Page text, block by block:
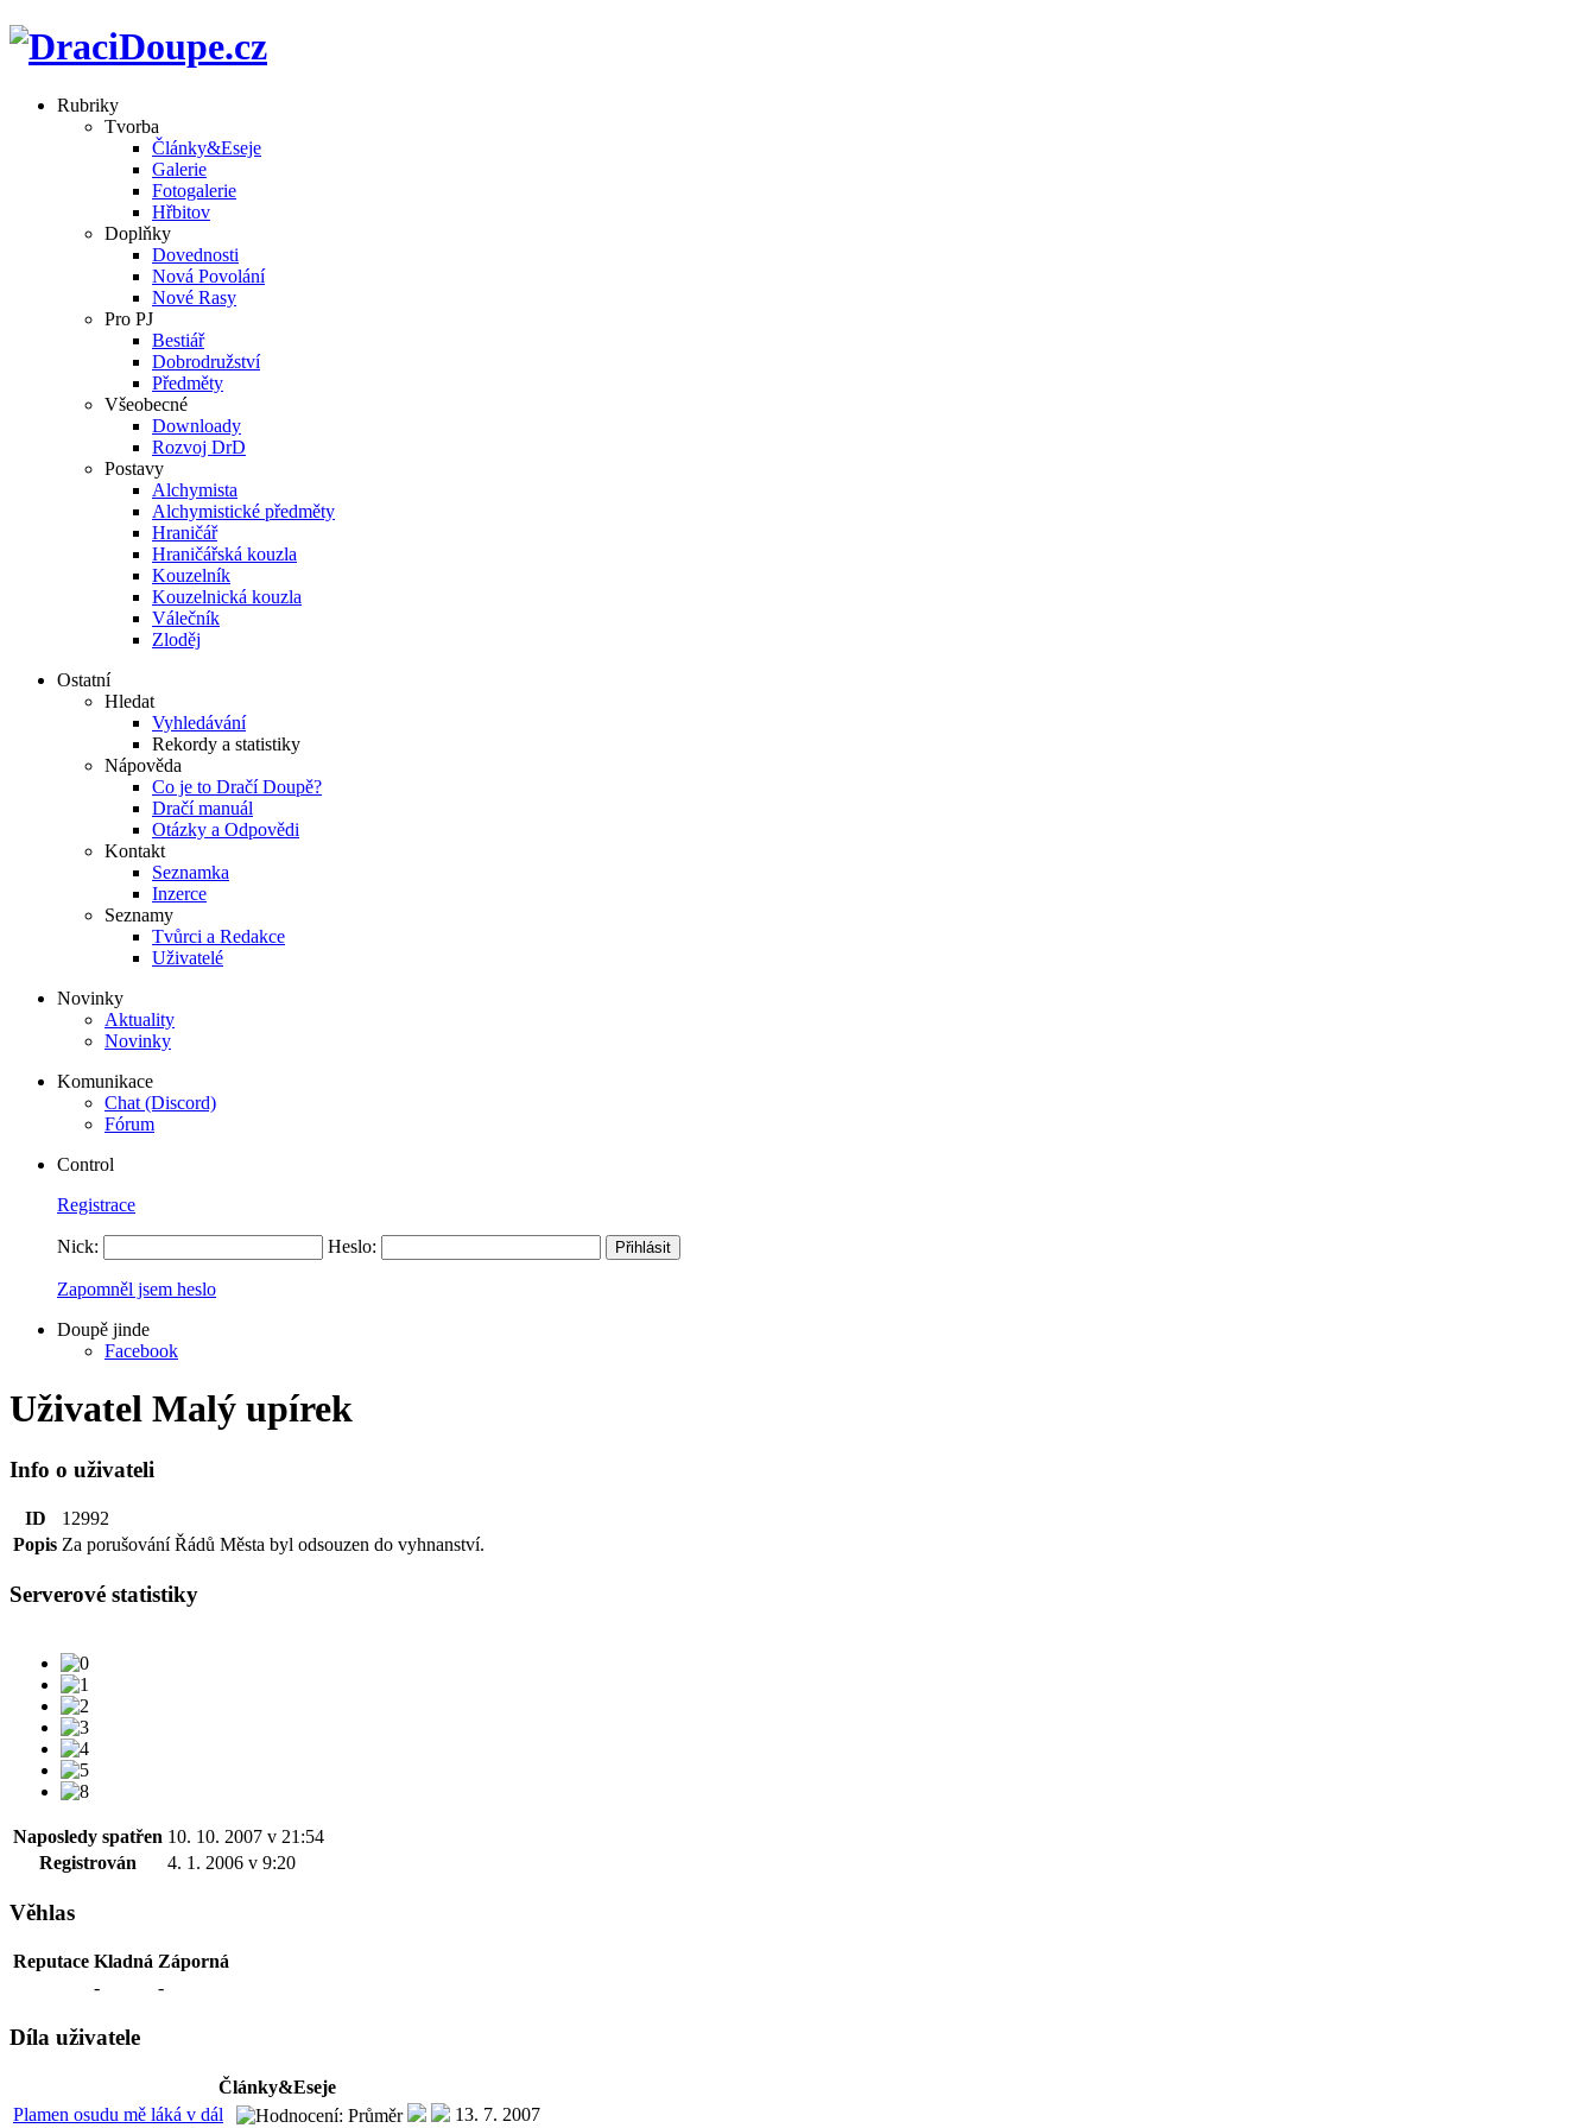
Rubriky
Tvorba
Články&Eseje
Galerie
Fotogalerie
Hřbitov
Doplňky
Dovednosti
Nová Povolání
Nové Rasy
Pro PJ
Bestiář
Dobrodružství
Předměty
Všeobecné
Downloady
Rozvoj DrD
Postavy
Alchymista
Alchymistické předměty
Hraničář
Hraničářská kouzla
Kouzelník
Kouzelnická kouzla
Válečník
Zloděj
Ostatní
Hledat
Vyhledávání
Rekordy a statistiky
Nápověda
Co je to Dračí Doupě?
Dračí manuál
Otázky a Odpovědi
Kontakt
Seznamka
Inzerce
Seznamy
Tvůrci a Redakce
Uživatelé
Novinky
Aktuality
Novinky
Komunikace
Chat (Discord)
Fórum
Control
Registrace
Nick: Heslo:
Zapomněl jsem heslo
Doupě jinde
Facebook
Uživatel Malý upírek
Info o uživateli
ID
12992
Popis Za porušování Řádů Města byl odsouzen do vyhnanství.
Serverové statistiky
Naposledy spatřen 10. 10. 2007 v 21:54
Registrován
4. 1. 2006 v 9:20
Věhlas
Reputace Kladná Záporná
-
-
Díla uživatele
Články&Eseje
Plamen osudu mě láká v dál
13. 7. 2007